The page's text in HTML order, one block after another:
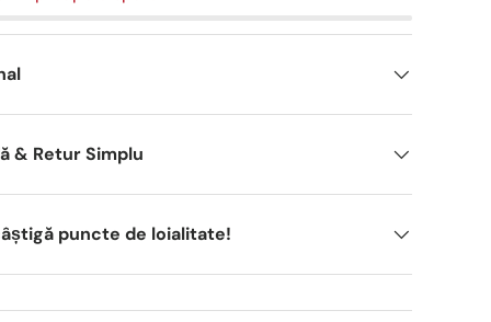
& Retur Simplu
puncte de loialitate!